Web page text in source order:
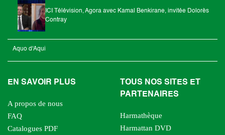
ICI Télévision, Agora avec Kamal Benkirane, invitée Dolorès
Contray
Aquo d'Aqui
EN SAVOIR PLUS
A propos de nous
FAQ
Catalogues PDF
TOUS NOS SITES ET
PARTENAIRES
Harmathèque
Harmattan DVD